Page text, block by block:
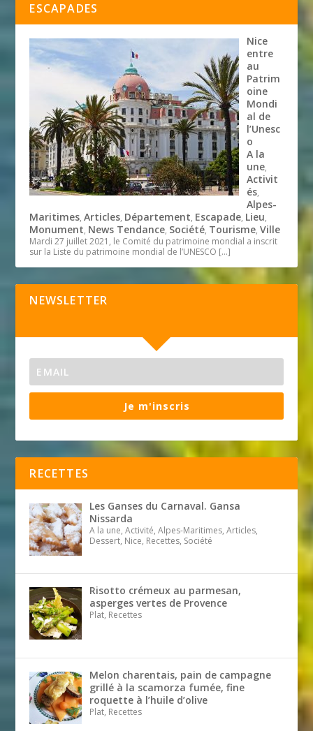
ESCAPADES
Nice
entre
au
Patrim
oine
Mondi
al de
l’Unesc
o
A la
une,
Activit
és,
Alpes-
Maritimes,Articles, Département, Escapade, Lieu,
Monument, News Tendance, Société, Tourisme,Ville
Mardi 27 juillet 2021, le Comité du patrimoine mondial a inscrit
sur la Liste du patrimoine mondial de l’UNESCO […]
NEWSLETTER
Je m'inscris
RECETTES
Les Ganses du Carnaval. Gansa
Nissarda
A la une, Activité, Alpes-Maritimes, Articles,
Dessert, Nice, Recettes, Société
Risotto crémeux au parmesan,
asperges vertes de Provence
Plat, Recettes
Melon charentais, pain de campagne
grillé à la scamorza fumée, fine
roquette à l’huile d’olive
Plat, Recettes